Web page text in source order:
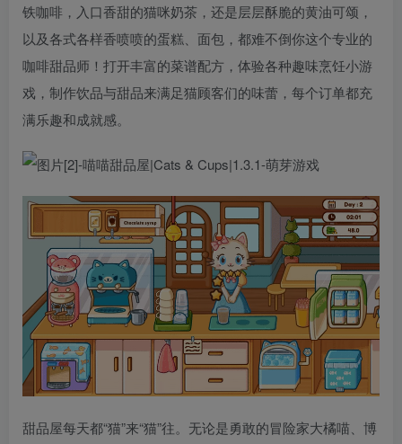
铁咖啡，入口香甜的猫咪奶茶，还是层层酥脆的黄油可颂，
以及各式各样香喷喷的蛋糕、面包，都难不倒你这个专业的
咖啡甜品师！打开丰富的菜谱配方，体验各种趣味烹饪小游
戏，制作饮品与甜品来满足猫顾客们的味蕾，每个订单都充
满乐趣和成就感。
甜品屋每天都“猫”来“猫”往。无论是勇敢的冒险家大橘喵、博